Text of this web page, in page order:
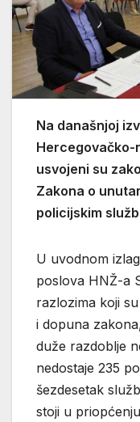
Na današnjoj
Hercegovačko-
usvojeni su
Zakona o
policijskim
U uvodnom
poslova HNŽ-a
razlozima koji
i dopuna
duže razdoblje
nedostaje 235
šezdesetak
stoji u